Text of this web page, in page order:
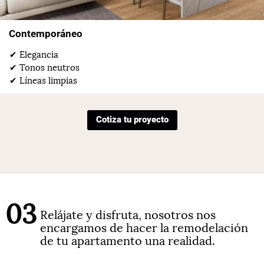
Contemporáneo
✔ Elegancia
✔ Tonos neutros
✔ Líneas limpias
Cotiza tu proyecto
03 Relájate y disfruta, nosotros nos
encargamos de hacer la remodelación
de tu apartamento una realidad.